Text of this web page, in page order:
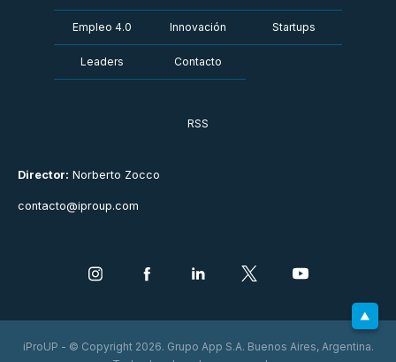
Director: Norberto Zocco
contacto@iproup.com
Empleo 4.0 Innovación Startups
Leaders Contacto
RSS
iProUP - © Copyright 2026. Grupo App S.A. Buenos Aires, Argentina.